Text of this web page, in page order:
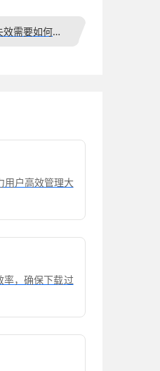
Chrome浏览器插件失效需要如何重新激活
用户高效管理大
率，确保下载过